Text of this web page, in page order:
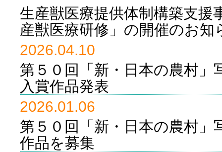
生産獣医療提供体制構築支援
産獣医療研修」の開催のお知
2026.04.10
第５０回「新・日本の農村」
入賞作品発表
2026.01.06
第５０回「新・日本の農村」
作品を募集